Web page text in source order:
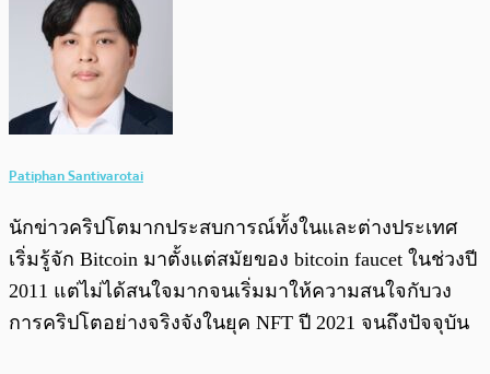
Patiphan Santivarotai
นักข่าวคริปโตมากประสบการณ์ทั้งในและต่างประเทศ
เริ่มรู้จัก Bitcoin มาตั้งแต่สมัยของ bitcoin faucet ในช่วงปี
2011 แต่ไม่ได้สนใจมากจนเริ่มมาให้ความสนใจกับวง
การคริปโตอย่างจริงจังในยุค NFT ปี 2021 จนถึงปัจจุบัน